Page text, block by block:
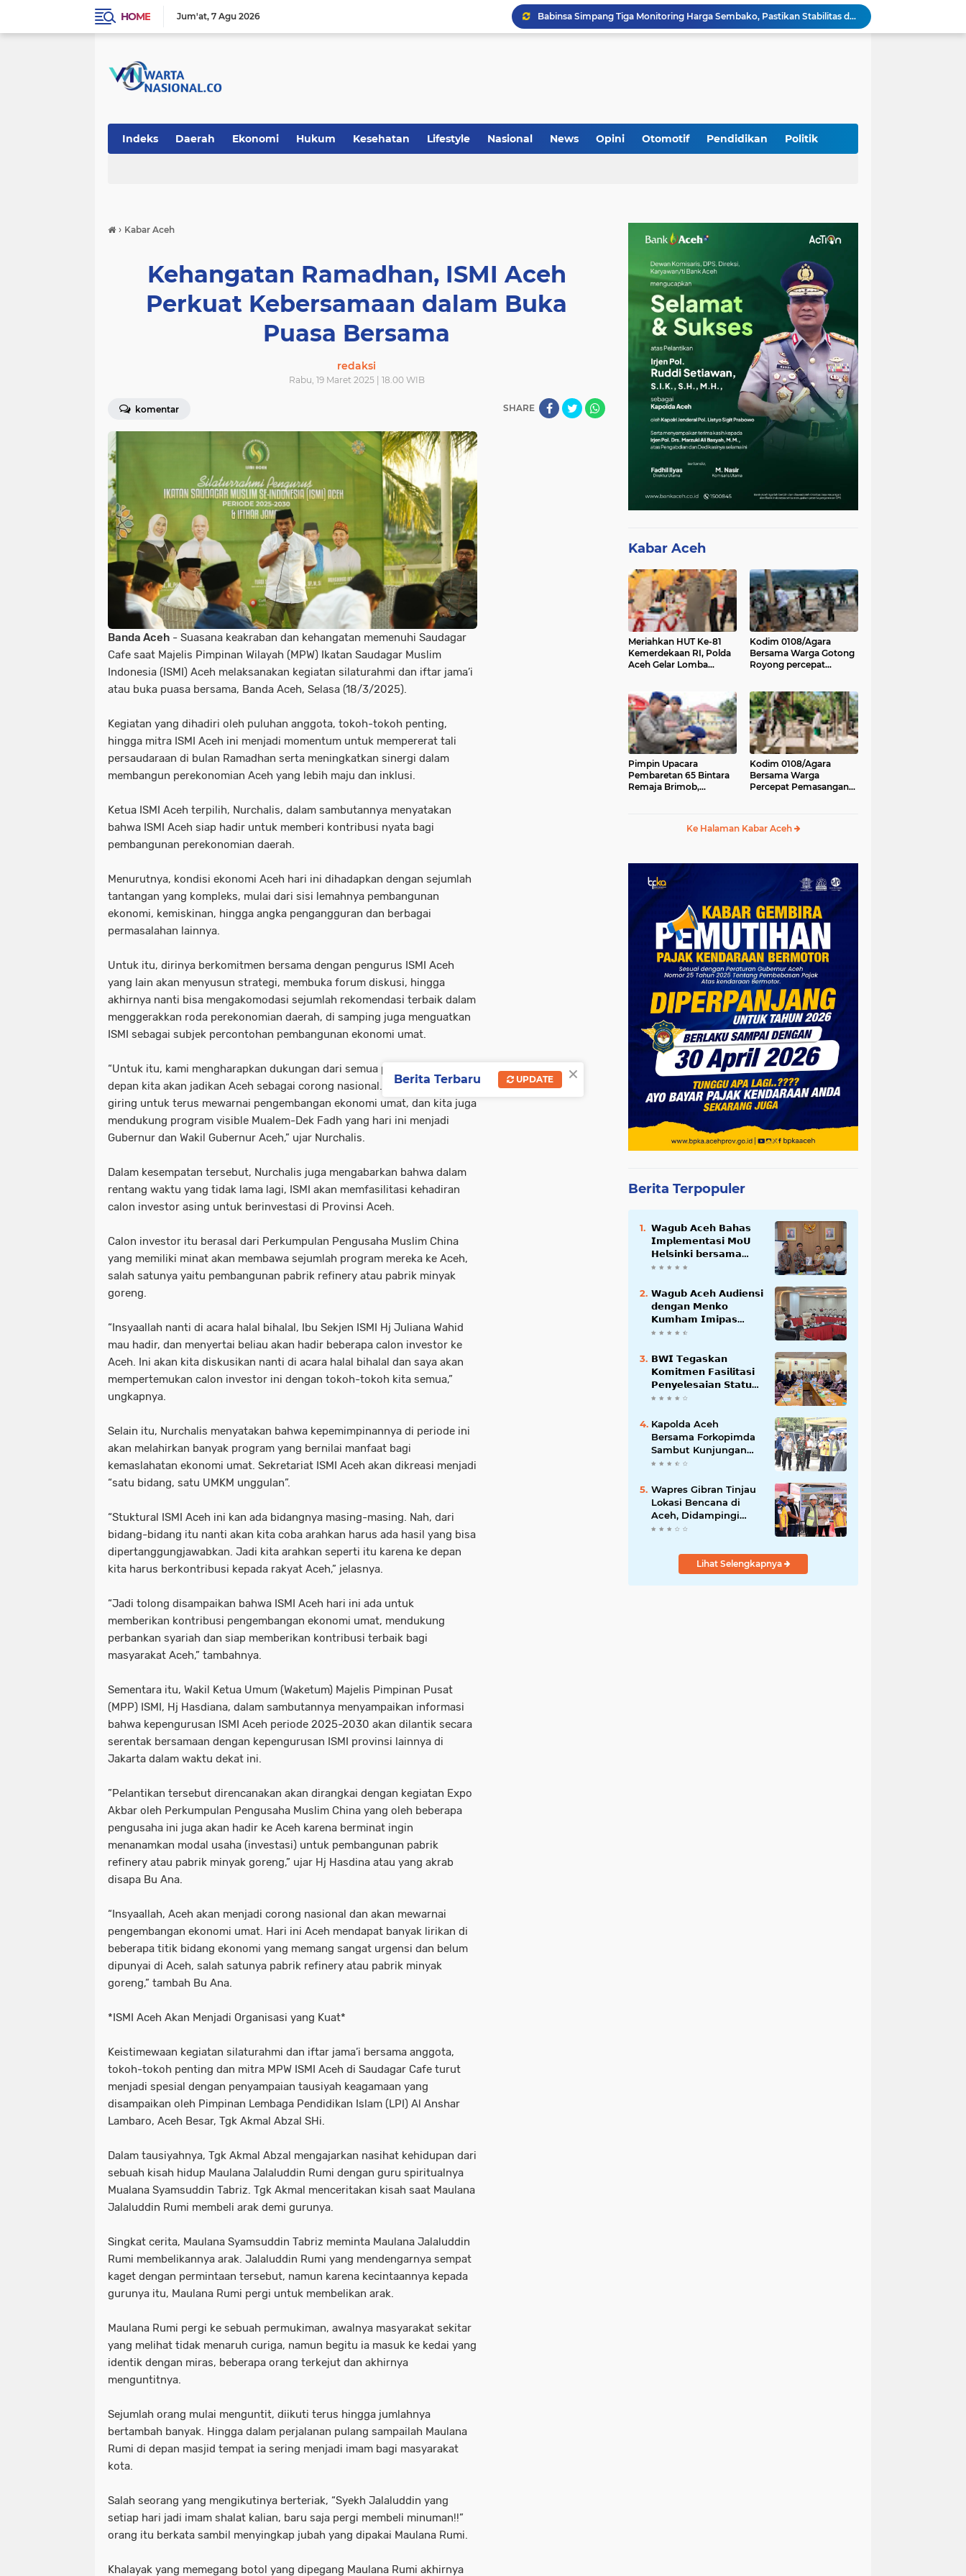
HOME Jum'at 7 Agu 2026
Babinsa Simpang Tiga Monitoring Harga Sembako, Pastikan Stabilitas dan Ketersediaan Bahan Pokok
Babinsa Lembah Seulawah Perkuat Sinergi dengan Tenaga Pendidik, Tekankan Pencegahan Kenakalan Remaja dan Bahaya Narkoba
Rp 2,5 Triliun Dana Kementan untuk Bencana, Pemerintah Aceh kelola Rp 9,7 M
Indeks Daerah Ekonomi Hukum Kesehatan Lifestyle Nasional News Opini Otomotif Pendidikan Politik
› Kabar Aceh
Kehangatan Ramadhan, ISMI Aceh
Perkuat Kebersamaan dalam Buka
Puasa Bersama
redaksi
Rabu, 19 Maret 2025 | 18.00 WIB
komentar SHARE
Banda Aceh - Suasana keakraban dan kehangatan memenuhi Saudagar
Cafe saat Majelis Pimpinan Wilayah (MPW) Ikatan Saudagar Muslim
Indonesia (ISMI) Aceh melaksanakan kegiatan silaturahmi dan iftar jama’i
atau buka puasa bersama, Banda Aceh, Selasa (18/3/2025).
Kegiatan yang dihadiri oleh puluhan anggota, tokoh-tokoh penting,
hingga mitra ISMI Aceh ini menjadi momentum untuk mempererat tali
persaudaraan di bulan Ramadhan serta meningkatkan sinergi dalam
membangun perekonomian Aceh yang lebih maju dan inklusi.
Ketua ISMI Aceh terpilih, Nurchalis, dalam sambutannya menyatakan
bahwa ISMI Aceh siap hadir untuk memberi kontribusi nyata bagi
pembangunan perekonomian daerah.
Menurutnya, kondisi ekonomi Aceh hari ini dihadapkan dengan sejumlah
tantangan yang kompleks, mulai dari sisi lemahnya pembangunan
ekonomi, kemiskinan, hingga angka pengangguran dan berbagai
permasalahan lainnya.
Untuk itu, dirinya berkomitmen bersama dengan pengurus ISMI Aceh
yang lain akan menyusun strategi, membuka forum diskusi, hingga
akhirnya nanti bisa mengakomodasi sejumlah rekomendasi terbaik dalam
menggerakkan roda perekonomian daerah, di samping juga menguatkan
ISMI sebagai subjek percontohan pembangunan ekonomi umat.
“Untuk itu, kami mengharapkan dukungan dari semua pihak, karena ke
depan kita akan jadikan Aceh sebagai corong nasional. Aceh akan kita
giring untuk terus mewarnai pengembangan ekonomi umat, dan kita juga
mendukung program visible Mualem-Dek Fadh yang hari ini menjadi
Gubernur dan Wakil Gubernur Aceh,” ujar Nurchalis.
Dalam kesempatan tersebut, Nurchalis juga mengabarkan bahwa dalam
rentang waktu yang tidak lama lagi, ISMI akan memfasilitasi kehadiran
calon investor asing untuk berinvestasi di Provinsi Aceh.
Calon investor itu berasal dari Perkumpulan Pengusaha Muslim China
yang memiliki minat akan membawa sejumlah program mereka ke Aceh,
salah satunya yaitu pembangunan pabrik refinery atau pabrik minyak
goreng.
“Insyaallah nanti di acara halal bihalal, Ibu Sekjen ISMI Hj Juliana Wahid
mau hadir, dan menyertai beliau akan hadir beberapa calon investor ke
Aceh. Ini akan kita diskusikan nanti di acara halal bihalal dan saya akan
mempertemukan calon investor ini dengan tokoh-tokoh kita semua,”
ungkapnya.
Selain itu, Nurchalis menyatakan bahwa kepemimpinannya di periode ini
akan melahirkan banyak program yang bernilai manfaat bagi
kemaslahatan ekonomi umat. Sekretariat ISMI Aceh akan dikreasi menjadi
“satu bidang, satu UMKM unggulan”.
“Stuktural ISMI Aceh ini kan ada bidangnya masing-masing. Nah, dari
bidang-bidang itu nanti akan kita coba arahkan harus ada hasil yang bisa
dipertanggungjawabkan. Jadi kita arahkan seperti itu karena ke depan
kita harus berkontribusi kepada rakyat Aceh,” jelasnya.
“Jadi tolong disampaikan bahwa ISMI Aceh hari ini ada untuk
memberikan kontribusi pengembangan ekonomi umat, mendukung
perbankan syariah dan siap memberikan kontribusi terbaik bagi
masyarakat Aceh,” tambahnya.
Sementara itu, Wakil Ketua Umum (Waketum) Majelis Pimpinan Pusat
(MPP) ISMI, Hj Hasdiana, dalam sambutannya menyampaikan informasi
bahwa kepengurusan ISMI Aceh periode 2025-2030 akan dilantik secara
serentak bersamaan dengan kepengurusan ISMI provinsi lainnya di
Jakarta dalam waktu dekat ini.
”Pelantikan tersebut direncanakan akan dirangkai dengan kegiatan Expo
Akbar oleh Perkumpulan Pengusaha Muslim China yang oleh beberapa
pengusaha ini juga akan hadir ke Aceh karena berminat ingin
menanamkan modal usaha (investasi) untuk pembangunan pabrik
refinery atau pabrik minyak goreng,” ujar Hj Hasdina atau yang akrab
disapa Bu Ana.
“Insyaallah, Aceh akan menjadi corong nasional dan akan mewarnai
pengembangan ekonomi umat. Hari ini Aceh mendapat banyak lirikan di
beberapa titik bidang ekonomi yang memang sangat urgensi dan belum
dipunyai di Aceh, salah satunya pabrik refinery atau pabrik minyak
goreng,” tambah Bu Ana.
*ISMI Aceh Akan Menjadi Organisasi yang Kuat*
Keistimewaan kegiatan silaturahmi dan iftar jama’i bersama anggota,
tokoh-tokoh penting dan mitra MPW ISMI Aceh di Saudagar Cafe turut
menjadi spesial dengan penyampaian tausiyah keagamaan yang
disampaikan oleh Pimpinan Lembaga Pendidikan Islam (LPI) Al Anshar
Lambaro, Aceh Besar, Tgk Akmal Abzal SHi.
Dalam tausiyahnya, Tgk Akmal Abzal mengajarkan nasihat kehidupan dari
sebuah kisah hidup Maulana Jalaluddin Rumi dengan guru spiritualnya
Mualana Syamsuddin Tabriz. Tgk Akmal menceritakan kisah saat Maulana
Jalaluddin Rumi membeli arak demi gurunya.
Singkat cerita, Maulana Syamsuddin Tabriz meminta Maulana Jalaluddin
Rumi membelikannya arak. Jalaluddin Rumi yang mendengarnya sempat
kaget dengan permintaan tersebut, namun karena kecintaannya kepada
gurunya itu, Maulana Rumi pergi untuk membelikan arak.
Maulana Rumi pergi ke sebuah permukiman, awalnya masyarakat sekitar
yang melihat tidak menaruh curiga, namun begitu ia masuk ke kedai yang
identik dengan miras, beberapa orang terkejut dan akhirnya
menguntitnya.
Sejumlah orang mulai menguntit, diikuti terus hingga jumlahnya
bertambah banyak. Hingga dalam perjalanan pulang sampailah Maulana
Rumi di depan masjid tempat ia sering menjadi imam bagi masyarakat
kota.
Salah seorang yang mengikutinya berteriak, “Syekh Jalaluddin yang
setiap hari jadi imam shalat kalian, baru saja pergi membeli minuman!!”
orang itu berkata sambil menyingkap jubah yang dipakai Maulana Rumi.
Khalayak yang memegang botol yang dipegang Maulana Rumi akhirnya
Kabar Aceh
Meriahkan HUT Ke-81
Kemerdekaan RI, Polda
Aceh Gelar Lomba
Kodim 0108/Agara
Bersama Warga Gotong
Royong percepat
Desa Gulo Aceh
Tenggara
Pimpin Upacara
Pembaretan 65 Bintara
Remaja Brimob,
Kodim 0108/Agara
Bersama Warga
Percepat Pemasangan
Ke Halaman Kabar Aceh
Berita Terpopuler
𝗪𝗮𝗴𝘂𝗯 𝗔𝗰𝗲𝗵 𝗕𝗮𝗵𝗮𝘀
𝗜𝗺𝗽𝗹𝗲𝗺𝗲𝗻𝘁𝗮𝘀𝗶 𝗠𝗼𝗨
𝗛𝗲𝗹𝘀𝗶𝗻𝗸𝗶 𝗯𝗲𝗿𝘀𝗮𝗺𝗮
𝗦𝗲𝗸𝗿𝗲𝘁𝗮𝗿𝗶𝗮𝘁 𝗡𝗲𝗴𝗮𝗿𝗮
𝗪𝗮𝗴𝘂𝗯 𝗔𝗰𝗲𝗵 𝗔𝘂𝗱𝗶𝗲𝗻𝘀𝗶
𝗱𝗲𝗻𝗴𝗮𝗻 𝗠𝗲𝗻𝗸𝗼
𝗞𝘂𝗺𝗵𝗮𝗺 𝗜𝗺𝗶𝗽𝗮𝘀
𝗧𝗲𝗿𝗸𝗮𝗶𝘁 𝗦𝘁𝗮𝘁𝘂𝘀 𝗪𝗮𝗸𝗮𝗳
𝗕𝗪𝗜 𝗧𝗲𝗴𝗮𝘀𝗸𝗮𝗻
𝗞𝗼𝗺𝗶𝘁𝗺𝗲𝗻 𝗙𝗮𝘀𝗶𝗹𝗶𝘁𝗮𝘀𝗶
𝗣𝗲𝗻𝘆𝗲𝗹𝗲𝘀𝗮𝗶𝗮𝗻 𝗦𝘁𝗮𝘁𝘂𝘀
𝗪𝗮𝗸𝗮𝗳 𝗕𝗹𝗮𝗻𝗴 𝗣𝗮𝗱𝗮𝗻𝗴
Kapolda Aceh
Bersama Forkopimda
Sambut Kunjungan
Kerja Wakil Presiden
Bireuen
Wapres Gibran Tinjau
Lokasi Bencana di
Aceh, Didampingi
Wagub Dek Fadh
Lihat Selengkapnya
×
Berita Terbaru UPDATE